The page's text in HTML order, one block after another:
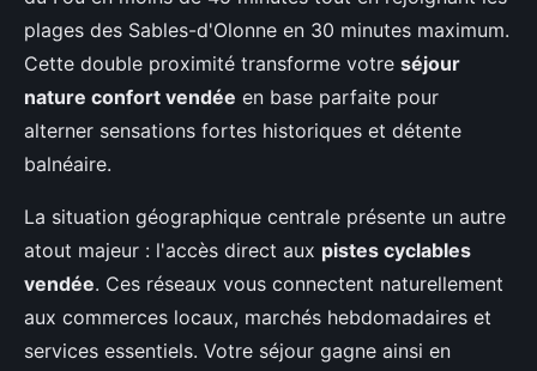
plages des Sables-d'Olonne en 30 minutes maximum.
Cette double proximité transforme votre séjour
nature confort vendée en base parfaite pour
alterner sensations fortes historiques et détente
balnéaire.
La situation géographique centrale présente un autre
atout majeur : l'accès direct aux pistes cyclables
vendée. Ces réseaux vous connectent naturellement
aux commerces locaux, marchés hebdomadaires et
services essentiels. Votre séjour gagne ainsi en